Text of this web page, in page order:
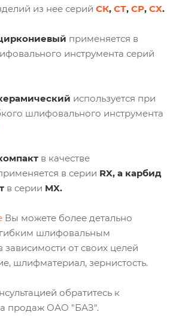
из нее серий СК, СТ, СР, CX.
применяется в
инструмента серий
используется при
шлифовального инструмента
в качестве
в серии RX, а карбид
в серии MX.
Вы можете более детально
шлифовальным
зависимости от своих целей
шлифматериал, зернистость.
обратитесь к
продаж ОАО "БАЗ".